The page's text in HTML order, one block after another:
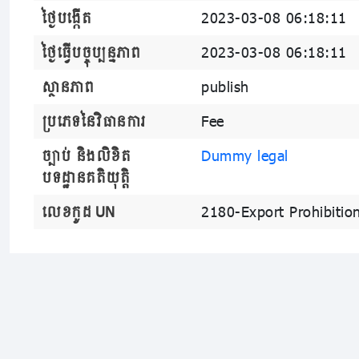
ថ្ងៃបង្កើត
2023-03-08 06:18:11
ថ្ងៃធ្វើបច្ចុប្បន្នភាព
2023-03-08 06:18:11
ស្ថានភាព
publish
ប្រភេទនៃវិធានការ
Fee
ច្បាប់ និងលិខិត
បទដ្ឋានគតិយុត្តិ
Dummy legal
លេខកូដ UN 2180-Export